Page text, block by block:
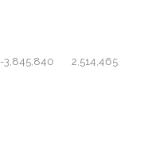
-3,845,840 2,514,465